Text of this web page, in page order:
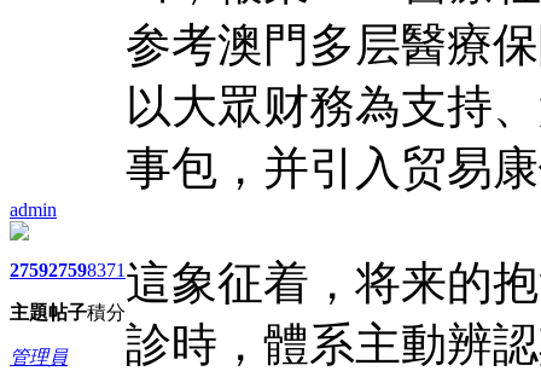
admin
2759
主題
2759
帖子
8371
積分
管理員
参考澳門多层醫療
以大眾财務為支持
事包，并引入贸易
這象征着，将来的
診時，體系主動辨